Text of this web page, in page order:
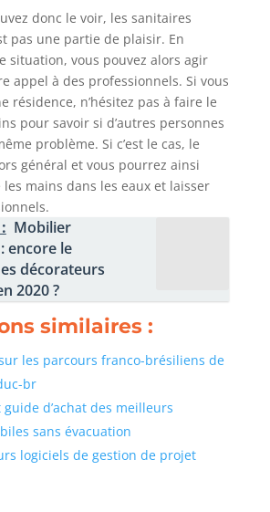
donc le voir, les sanitaires
pas une partie de plaisir. En
situation, vous pouvez alors agir
appel à des professionnels. Si vous
résidence, n’hésitez pas à faire le
pour savoir si d’autres personnes
problème. Si c’est le cas, le
général et vous pourrez ainsi
mains dans les eaux et laisser
Mobilier
encore le
décorateurs
2020 ?
similaires :
les parcours franco-brésiliens de
br
d’achat des meilleurs
sans évacuation
logiciels de gestion de projet